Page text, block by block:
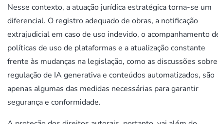
Nesse contexto, a atuação jurídica estratégica torna-se um
diferencial. O registro adequado de obras, a notificação
extrajudicial em caso de uso indevido, o acompanhamento
políticas de uso de plataformas e a atualização constante
frente às mudanças na legislação, como as discussões sobre
regulação de IA generativa e conteúdos automatizados, são
apenas algumas das medidas necessárias para garantir
segurança e conformidade.